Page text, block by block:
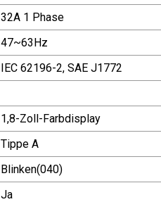
32A 1 Phase
47~63Hz
IEC 62196-2, SAE J1772
1,8-Zoll-Farbdisplay
Tippe A
Blinken(040)
Ja